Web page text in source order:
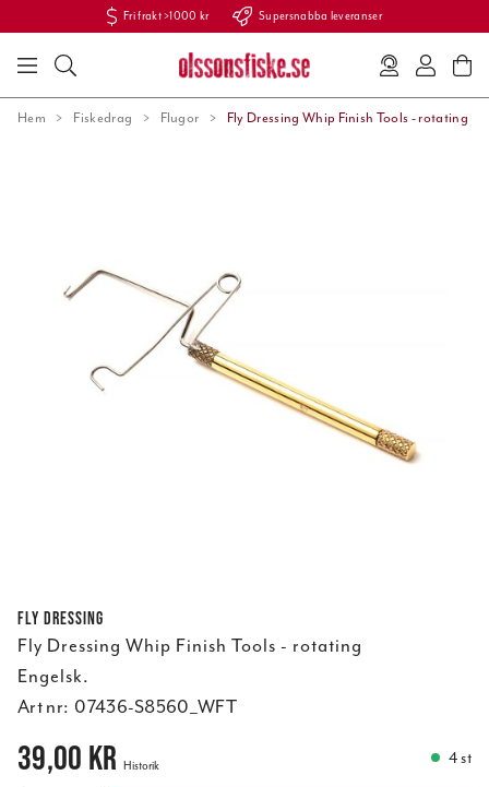
Fri frakt >1000 kr Supersnabba leveranser
Hem Fiskedrag Flugor Fly Dressing Whip Finish Tools - rotating
Fly Dressing
Fly Dressing Whip Finish Tools - rotating
Engelsk.
Art nr: 07436-S8560_WFT
Pris: 39,00 kr
39,00 kr Historik 4 st